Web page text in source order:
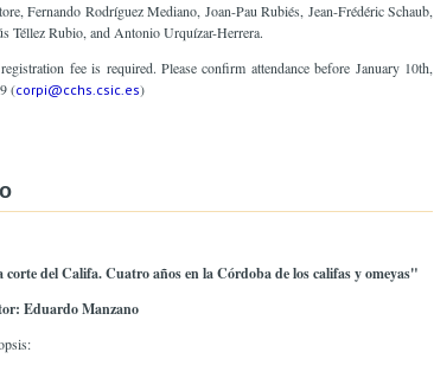
Fernando Rodríguez Mediano, Joan-Pau Rubiés, Jean-Frédéric Schaub,
Téllez Rubio, and Antonio Urquízar-Herrera.
fee is required. Please confirm attendance before January 10th,
(corpi@cchs.csic.es)
corte del Califa. Cuatro años en la Córdoba de los califas y omeyas"
Eduardo Manzano